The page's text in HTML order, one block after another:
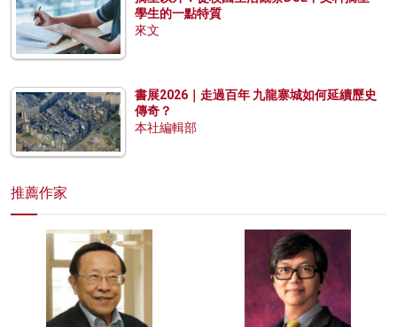
學生的一點特質
來文
書展2026｜走過百年 九龍寨城如何延續歷史
傳奇？
本社編輯部
推薦作家